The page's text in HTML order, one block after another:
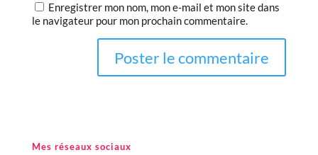
Enregistrer mon nom, mon e-mail et mon site dans
le navigateur pour mon prochain commentaire.
Mes réseaux sociaux